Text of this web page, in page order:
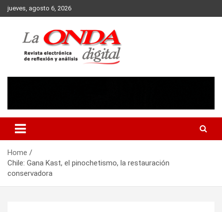
Skip
to
jueves, agosto 6, 2026
Home
Chile: Gana Kast, el pinochetismo, la restauración
conservadora